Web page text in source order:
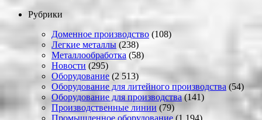
Рубрики
Доменное производство (108)
Легкие металлы (238)
Металлообработка (58)
Новости (295)
Оборудование (2 513)
Оборудование для литейного производства (54)
Оборудование для производства(141)
Производственные линии (79)
Промышленное оборудование (1 194)